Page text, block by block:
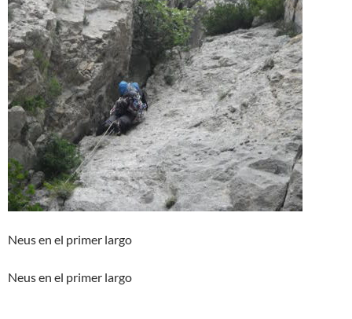
Neus en el primer largo
Neus en el primer largo